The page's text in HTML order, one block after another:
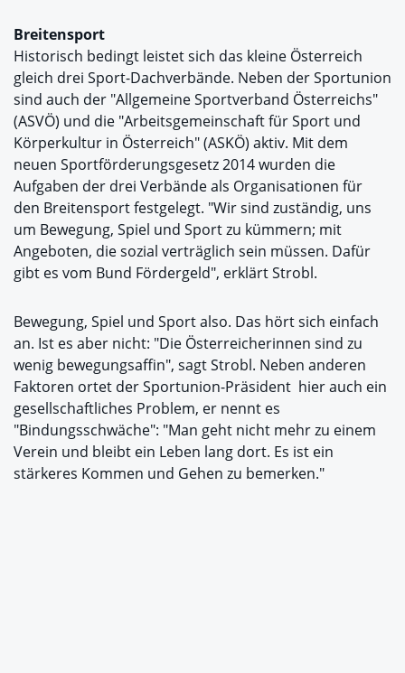
Breitensport
Historisch bedingt leistet sich das kleine Österreich
gleich drei Sport-Dachverbände. Neben der Sportunion
sind auch der "Allgemeine Sportverband Österreichs"
(ASVÖ) und die "Arbeitsgemeinschaft für Sport und
Körperkultur in Österreich" (ASKÖ) aktiv. Mit dem
neuen Sportförderungsgesetz 2014 wurden die
Aufgaben der drei Verbände als Organisationen für
den Breitensport festgelegt. "Wir sind zuständig, uns
um Bewegung, Spiel und Sport zu kümmern; mit
Angeboten, die sozial verträglich sein müssen. Dafür
gibt es vom Bund Fördergeld", erklärt Strobl.
Bewegung, Spiel und Sport also. Das hört sich einfach
an. Ist es aber nicht: "Die Österreicherinnen sind zu
wenig bewegungsaffin", sagt Strobl. Neben anderen
Faktoren ortet der Sportunion-Präsident hier auch ein
gesellschaftliches Problem, er nennt es
"Bindungsschwäche": "Man geht nicht mehr zu einem
Verein und bleibt ein Leben lang dort. Es ist ein
stärkeres Kommen und Gehen zu bemerken."